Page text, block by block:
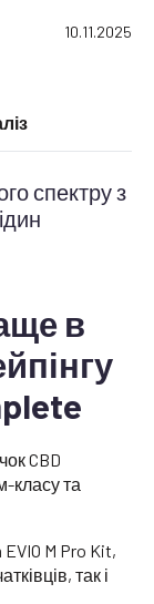
out of 5 stars
Побачення:
10.11.2025
спектру з
в
CBD
класу та
M Pro Kit,
так і